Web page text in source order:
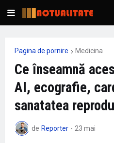
Pagina de pornire Medicina
Ce înseamnă
AI, ecografie,
sanatatea
de Reporter - 23 mai